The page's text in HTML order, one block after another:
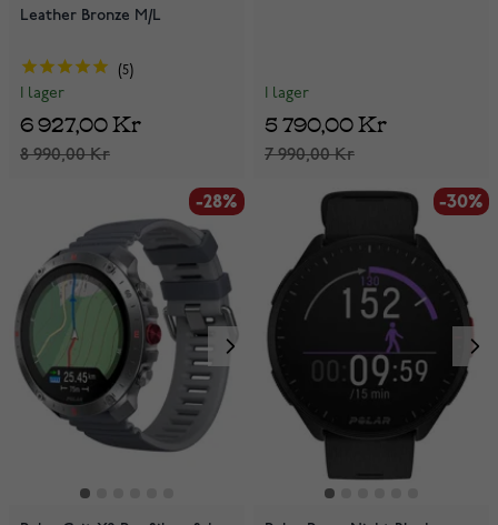
Leather Bronze M/L
5
I lager
8 990,00 Kr
6 927,00 Kr
I lager
7 990,00 Kr
5 790,00 Kr
-28% -30%